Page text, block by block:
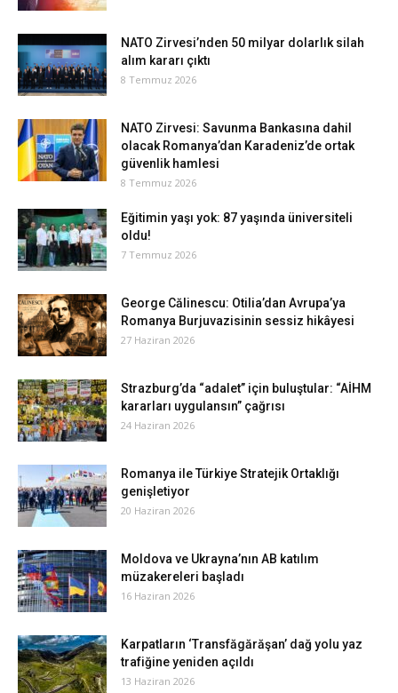
NATO Zirvesi’nden 50 milyar dolarlık silah
alım kararı çıktı
8 Temmuz 2026
NATO Zirvesi: Savunma Bankasına dahil
olacak Romanya’dan Karadeniz’de ortak
güvenlik hamlesi
8 Temmuz 2026
Eğitimin yaşı yok: 87 yaşında üniversiteli
oldu!
7 Temmuz 2026
George Călinescu: Otilia’dan Avrupa’ya
Romanya Burjuvazisinin sessiz hikâyesi
27 Haziran 2026
Strazburg’da “adalet” için buluştular: “AİHM
kararları uygulansın” çağrısı
24 Haziran 2026
Romanya ile Türkiye Stratejik Ortaklığı
genişletiyor
20 Haziran 2026
Moldova ve Ukrayna’nın AB katılım
müzakereleri başladı
16 Haziran 2026
Karpatların ‘Transfăgărăşan’ dağ yolu yaz
trafiğine yeniden açıldı
13 Haziran 2026